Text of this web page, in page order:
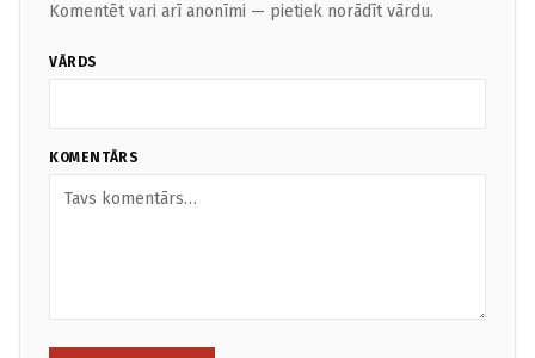
Komentēt vari arī anonīmi — pietiek norādīt vārdu.
VĀRDS
KOMENTĀRS